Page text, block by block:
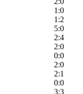
1:0
1:2
5:0
2:4
2:0
0:0
2:0
2:1
0:0
3:3